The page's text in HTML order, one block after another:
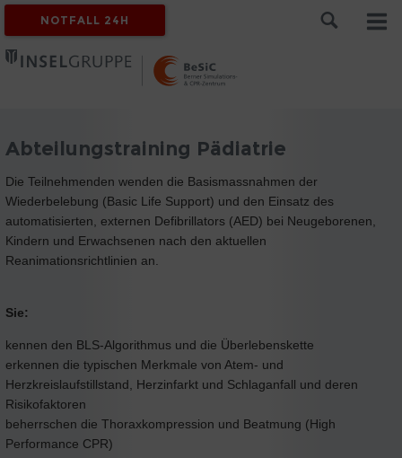
NOTFALL 24H
Abteilungstraining Pädiatrie
Die Teilnehmenden wenden die Basismassnahmen der
Wiederbelebung (Basic Life Support) und den Einsatz des
automatisierten, externen Defibrillators (AED) bei Neugeborenen,
Kindern und Erwachsenen nach den aktuellen
Reanimationsrichtlinien an.
Sie:
kennen den BLS-Algorithmus und die Überlebenskette
erkennen die typischen Merkmale von Atem- und
Herzkreislaufstillstand, Herzinfarkt und Schlaganfall und deren
Risikofaktoren
beherrschen die Thoraxkompression und Beatmung (High
Performance CPR)